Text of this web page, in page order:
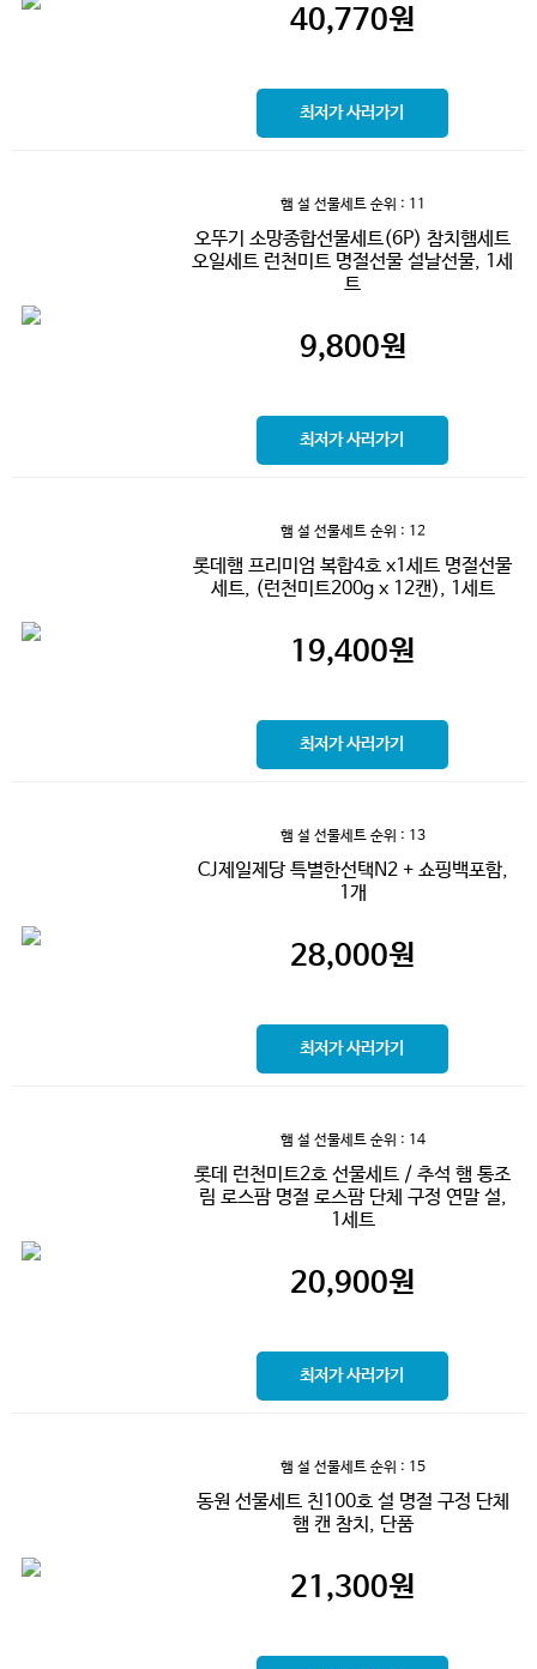
40,770원
최저가 사러가기
햄 설 선물세트순위 : 11
오뚜기 소망종합선물세트(6P) 참치햄세트
오일세트 런천미트 명절선물 설날선물, 1세
트
9,800원
최저가 사러가기
햄 설 선물세트순위 : 12
롯데햄 프리미엄 복합4호 x1세트 명절선물
세트, (런천미트200g x 12캔), 1세트
19,400원
최저가 사러가기
햄 설 선물세트순위 : 13
CJ제일제당 특별한선택N2 + 쇼핑백포함,
1개
28,000원
최저가 사러가기
햄 설 선물세트순위 : 14
롯데 런천미트2호 선물세트 / 추석 햄 통조
림 로스팜 명절 로스팜 단체 구정 연말 설,
1세트
20,900원
최저가 사러가기
햄 설 선물세트순위 : 15
동원 선물세트 친100호 설 명절 구정 단체
햄 캔 참치, 단품
21,300원